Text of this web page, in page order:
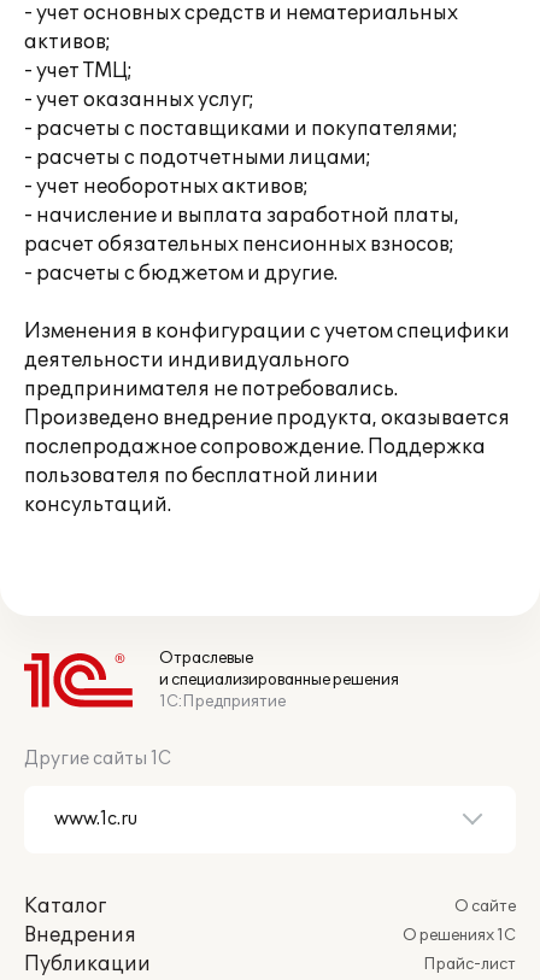
- учет основных средств и нематериальных
активов;
- учет ТМЦ;
- учет оказанных услуг;
- расчеты с поставщиками и покупателями;
- расчеты с подотчетными лицами;
- учет необоротных активов;
- начисление и выплата заработной платы,
расчет обязательных пенсионных взносов;
- расчеты с бюджетом и другие.
Изменения в конфигурации с учетом специфики
деятельности индивидуального
предпринимателя не потребовались.
Произведено внедрение продукта, оказывается
послепродажное сопровождение. Поддержка
пользователя по бесплатной линии
консультаций.
Отраслевые
и специализированные решения
1С:Предприятие
Другие сайты 1С
Каталог
Внедрения
Публикации
О сайте
О решениях 1С
Прайс-лист